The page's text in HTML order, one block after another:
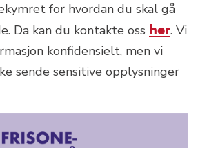
for hvordan du skal gå
Da kan du kontakte oss her. Vi
konfidensielt, men vi
sende sensitive opplysninger